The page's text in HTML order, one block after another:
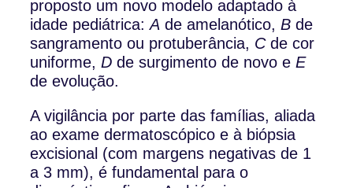
proposto um novo modelo adaptado à
idade pediátrica:A de amelanótico,B de
sangramento ou protuberância, Cde cor
uniforme,D de surgimento de novo eE
de evolução.
A vigilância por parte das famílias, aliada
ao exame dermatoscópico e à biópsia
excisional (com margens negativas de 1
a 3 mm), é fundamental para o